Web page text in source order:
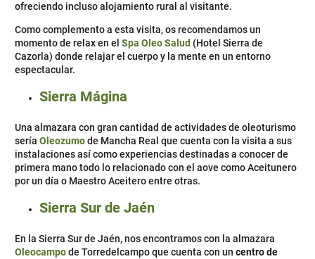
ofreciendo incluso alojamiento rural al visitante.
Como complemento a esta visita, os recomendamos un
momento de relax en el Spa Oleo Salud (Hotel Sierra de
Cazorla) donde relajar el cuerpo y la mente en un entorno
espectacular.
Sierra Mágina
Una almazara con gran cantidad de actividades de oleoturismo
sería Oleozumode Mancha Real que cuenta con la visita a sus
instalaciones así como experiencias destinadas a conocer de
primera mano todo lo relacionado con el aove como Aceitunero
por un día o Maestro Aceitero entre otras.
Sierra Sur de Jaén
En la Sierra Sur de Jaén, nos encontramos con la almazara
Oleocampode Torredelcampo que cuenta con un centro de